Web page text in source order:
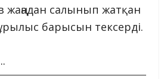
жаңадан салынып жатқан
барысын тексерді.